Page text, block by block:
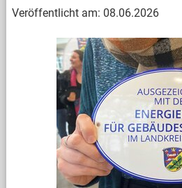
Veröffentlicht am: 08.06.2026